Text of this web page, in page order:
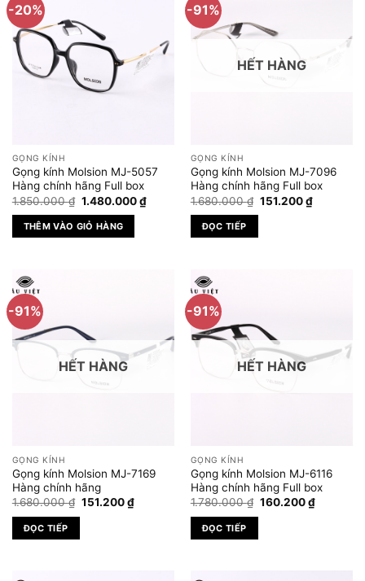
-20%
GỌNG KÍNH
Gọng kính Molsion MJ-5057
Hàng chính hãng Full box
1.850.000₫ Giá
là:
1.850.000 ₫.
1.480.000₫Giá
hiện
1.480.000 ₫.
THÊM VÀO GIỎ HÀNG
-91%
HẾT HÀNG
GỌNG KÍNH
Gọng kính Molsion MJ-7096
Hàng chính hãng Full box
1.680.000₫ Giá
gốc
151.200₫Giá
hiện
ĐỌC TIẾP
-91%
HẾT HÀNG
GỌNG KÍNH
Gọng kính Molsion MJ-7169
Hàng chính hãng
1.680.000₫ Giá
151.200₫Giá
hiện
ĐỌC TIẾP
-91%
HẾT HÀNG
GỌNG KÍNH
Gọng kính Molsion MJ-6116
Hàng chính hãng Full box
1.780.000₫ Giá
160.200₫Giá
hiện
ĐỌC TIẾP